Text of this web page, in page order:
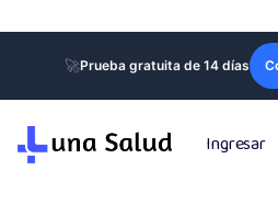
🚀Prueba gratuita de 14 días
Ingresar